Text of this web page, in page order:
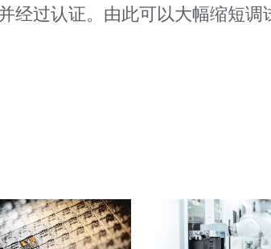
经过认证。由此可以大幅缩短调